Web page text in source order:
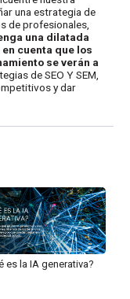
una estrategia de
de profesionales,
una dilatada
cuenta que los
se verán a
de SEO Y SEM,
y dar
es la IA generativa?